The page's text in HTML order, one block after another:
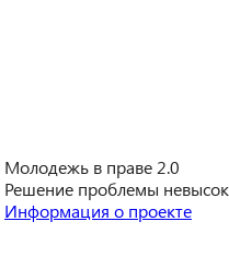
Молодежь в праве 2.0
Решение проблемы
Информация о проекте